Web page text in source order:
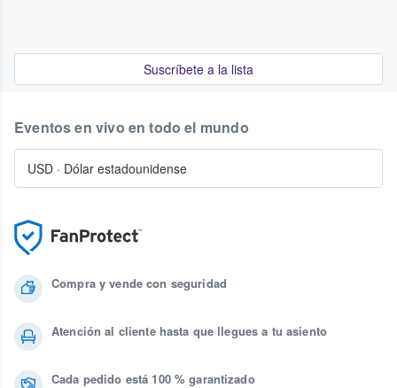
Suscríbete a la lista
Compra y vende con seguridad
Atención al cliente hasta que llegues a tu asiento
Cada pedido está 100 % garantizado
Eventos en vivo en todo el mundo
USD · Dólar estadounidense